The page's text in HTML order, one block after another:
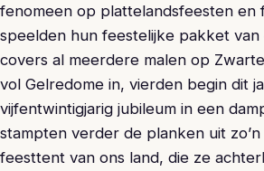
fenomeen op plattelandsfeesten en
speelden hun feestelijke pakket
covers al meerdere malen op
vol Gelredome in, vierden begin dit
vijfentwintigjarig jubileum in een
stampten verder de planken uit
feesttent van ons land, die ze